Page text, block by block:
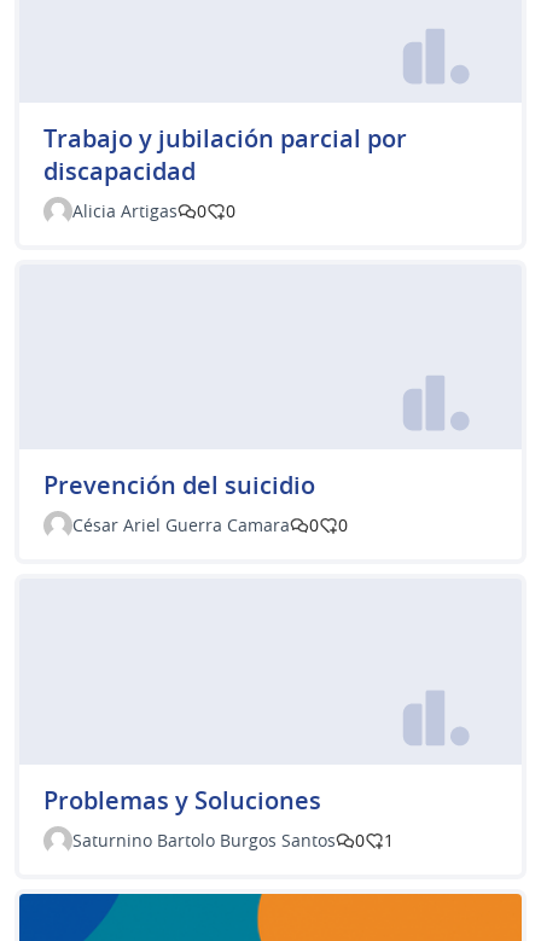
Trabajo y jubilación parcial por
discapacidad
Alicia Artigas 0 0
Prevención del suicidio
César Ariel Guerra Camara 0 0
Problemas y Soluciones
Saturnino Bartolo Burgos Santos 0 1